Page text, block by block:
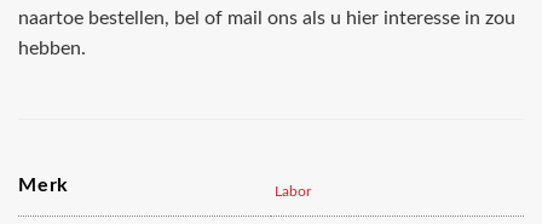
naartoe bestellen, bel of mail ons als u hier interesse in zou
hebben.
Merk Labor